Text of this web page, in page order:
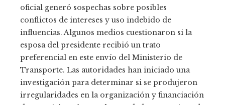
oficial generó sospechas sobre posibles
conflictos de intereses y uso indebido de
influencias. Algunos medios cuestionaron si la
esposa del presidente recibió un trato
preferencial en este envío del Ministerio de
Transporte. Las autoridades han iniciado una
investigación para determinar si se produjeron
irregularidades en la organización y financiación